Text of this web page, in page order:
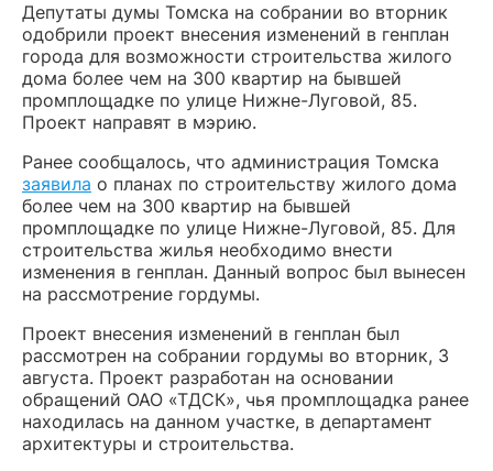
Депутаты думы Томска на собрании во вторник
одобрили проект внесения изменений в генплан
города для возможности строительства жилого
дома более чем на 300 квартир на бывшей
промплощадке по улице Нижне-Луговой, 85.
Проект направят в мэрию.
Ранее сообщалось, что администрация Томска
заявила о планах по строительству жилого дома
более чем на 300 квартир на бывшей
промплощадке по улице Нижне-Луговой, 85. Для
строительства жилья необходимо внести
изменения в генплан. Данный вопрос был вынесен
на рассмотрение гордумы.
Проект внесения изменений в генплан был
рассмотрен на собрании гордумы во вторник, 3
августа. Проект разработан на основании
обращений ОАО «ТДСК», чья промплощадка ранее
находилась на данном участке, в департамент
архитектуры и строительства.